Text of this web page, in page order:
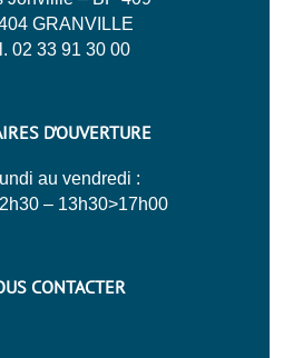
GRANVILLE
02 33 91 30 00
D’OUVERTURE
au vendredi :
– 13h30>17h00
CONTACTER